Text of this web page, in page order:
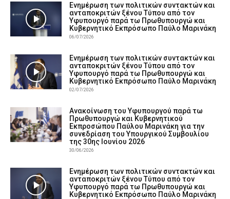
Ενημέρωση των πολιτικών συντακτών και
ανταποκριτών ξένου Τύπου από τον
Υφυπουργό παρά τω Πρωθυπουργώ και
Κυβερνητικό Εκπρόσωπο Παύλο Μαρινάκη
06/07/2026
Ενημέρωση των πολιτικών συντακτών και
ανταποκριτών ξένου Τύπου από τον
Υφυπουργό παρά τω Πρωθυπουργώ και
Κυβερνητικό Εκπρόσωπο Παύλο Μαρινάκη
02/07/2026
Ανακοίνωση του Υφυπουργού παρά τω
Πρωθυπουργώ και Κυβερνητικού
Εκπροσώπου Παύλου Μαρινάκη για την
συνεδρίαση του Υπουργικού Συμβουλίου
της 30ης Ιουνίου 2026
30/06/2026
Ενημέρωση των πολιτικών συντακτών και
ανταποκριτών ξένου Τύπου από τον
Υφυπουργό παρά τω Πρωθυπουργώ και
Κυβερνητικό Εκπρόσωπο Παύλο Μαρινάκη